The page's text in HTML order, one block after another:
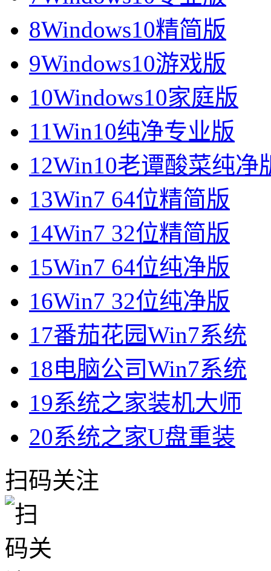
8Windows10精简版
9Windows10游戏版
10Windows10家庭版
11Win10纯净专业版
12Win10老谭酸菜纯净
13Win7 64位精简版
14Win7 32位精简版
15Win7 64位纯净版
16Win7 32位纯净版
17番茄花园Win7系统
18电脑公司Win7系统
19系统之家装机大师
20系统之家U盘重装
扫码关注